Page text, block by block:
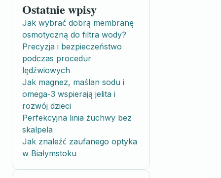
Ostatnie wpisy
Jak wybrać dobrą membranę
osmotyczną do filtra wody?
Precyzja i bezpieczeństwo
podczas procedur
lędźwiowych
Jak magnez, maślan sodu i
omega-3 wspierają jelita i
rozwój dzieci
Perfekcyjna linia żuchwy bez
skalpela
Jak znaleźć zaufanego optyka
w Białymstoku